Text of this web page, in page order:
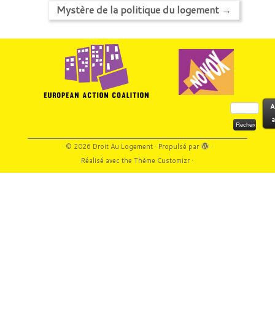
Mystère de la politique du logement →
Rechercher :
· © 2026 Droit Au Logement· Propulsé par
·
Réalisé avec theThème Customizr·